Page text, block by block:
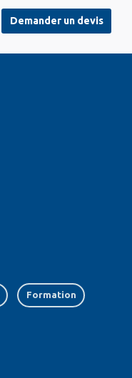
Demander un devis
Formation